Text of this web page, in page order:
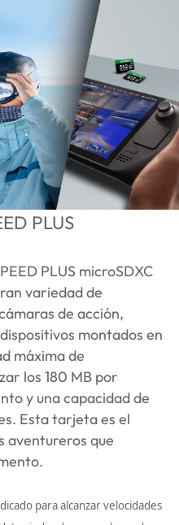
PLUS
PLUS microSDXC
variedad de
de acción,
montados en
máxima de
los 180 MB por
y una capacidad de
Esta tarjeta es el
aventureros que
para alcanzar velocidades